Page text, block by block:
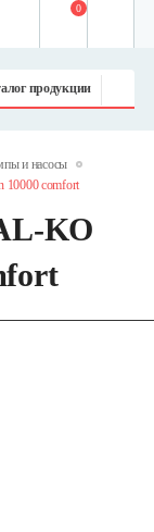
продукции
0
и насосы
10000 comfort
KO